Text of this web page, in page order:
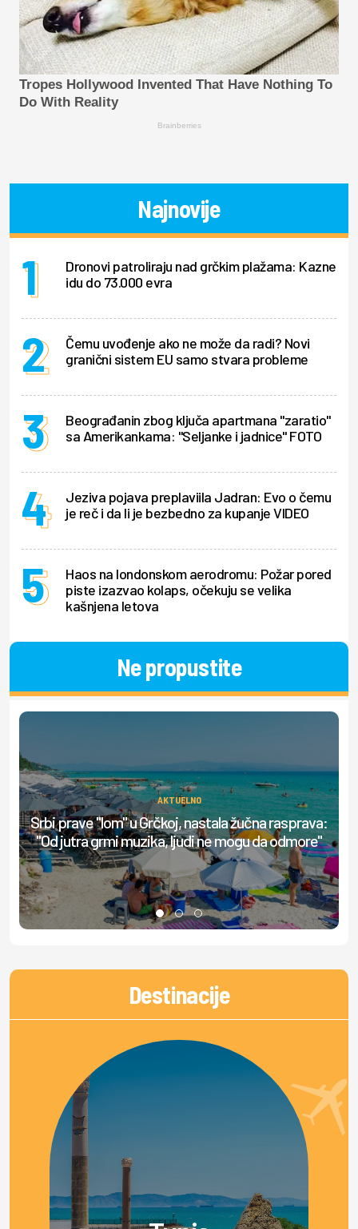
Tropes Hollywood Invented That Have Nothing To
Do With Reality
Brainberries
Najnovije
Dronovi patroliraju nad grčkim plažama: Kazne
idu do 73.000 evra
Čemu uvođenje ako ne može da radi? Novi
granični sistem EU samo stvara probleme
Beograđanin zbog ključa apartmana "zaratio"
sa Amerikankama: "Seljanke i jadnice" FOTO
Jeziva pojava preplaviila Jadran: Evo o čemu
je reč i da li je bezbedno za kupanje VIDEO
Haos na londonskom aerodromu: Požar pored
piste izazvao kolaps, očekuju se velika
kašnjena letova
Ne propustite
AKTUELNO
Srbi prave "lom" u Grčkoj, nastala žučna rasprava:
"Od jutra grmi muzika, ljudi ne mogu da odmore"
Destinacije